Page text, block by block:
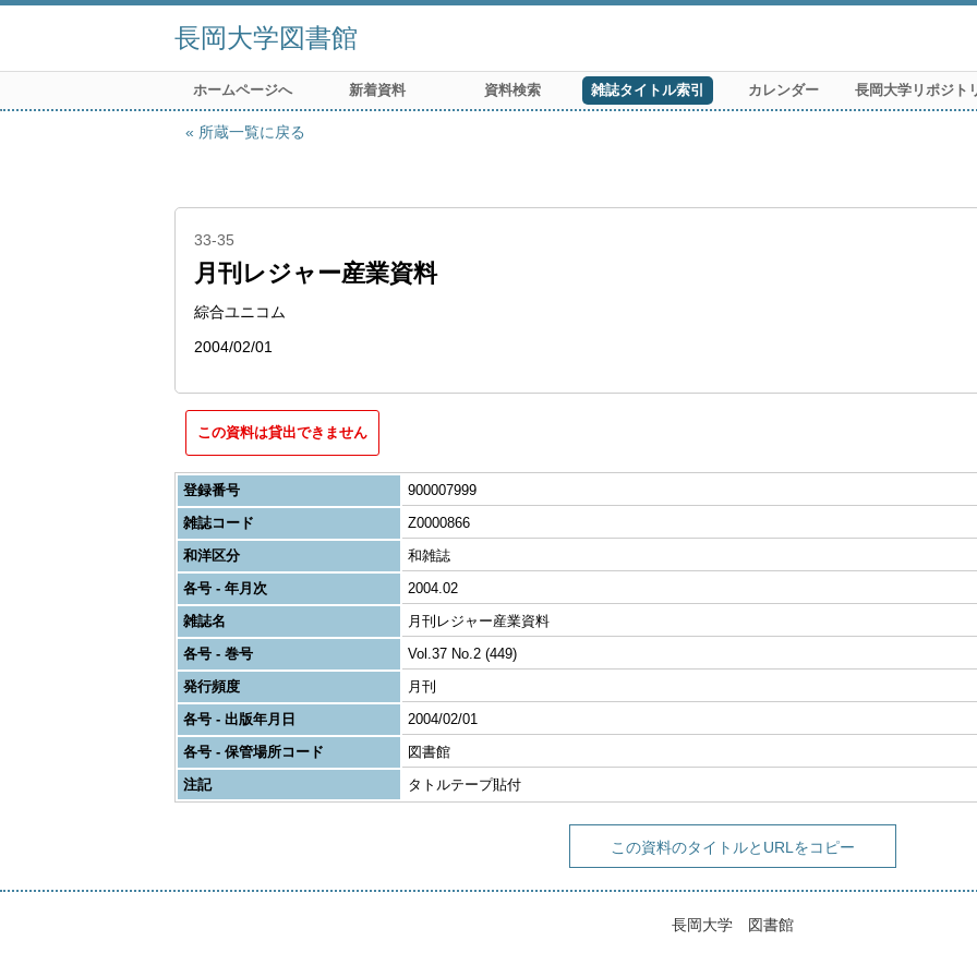
長岡大学図書館
ホームページへ 新着資料 資料検索 雑誌タイトル索引 カレンダー 長岡大学リポジト
所蔵一覧に戻る
33-35
月刊レジャー産業資料
綜合ユニコム
2004/02/01
この資料は貸出できません
登録番号
900007999
雑誌コード
Z0000866
和洋区分
和雑誌
各号 - 年月次
2004.02
雑誌名
月刊レジャー産業資料
各号 - 巻号
Vol.37 No.2 (449)
発行頻度
月刊
各号 - 出版年月日
2004/02/01
各号 - 保管場所コード
図書館
注記
タトルテープ貼付
この資料のタイトルとURLをコピー
長岡大学 図書館